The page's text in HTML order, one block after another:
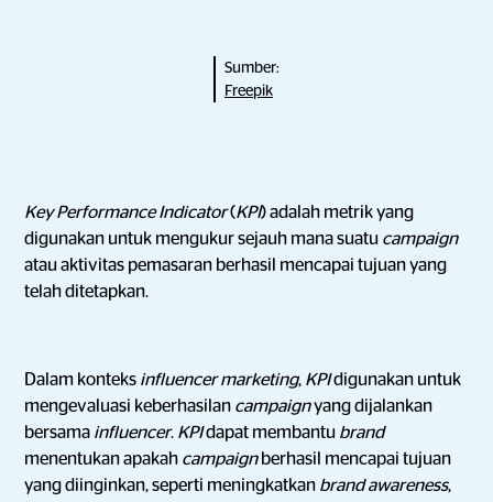
Sumber:
Freepik
Key Performance Indicator(KPI) adalah metrik yang
digunakan untuk mengukur sejauh mana suatu campaign
atau aktivitas pemasaran berhasil mencapai tujuan yang
telah ditetapkan.
Dalam konteks influencer marketing, KPIdigunakan untuk
mengevaluasi keberhasilan campaignyang dijalankan
bersama influencer. KPIdapat membantu brand
menentukan apakah campaign berhasil mencapai tujuan
yang diinginkan, seperti meningkatkan brand awareness,